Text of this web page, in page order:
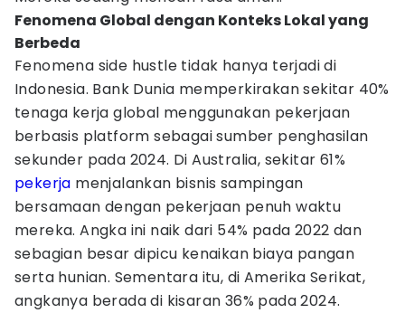
Fenomena Global dengan Konteks Lokal yang
Berbeda
Fenomena side hustle tidak hanya terjadi di
Indonesia. Bank Dunia memperkirakan sekitar 40%
tenaga kerja global menggunakan pekerjaan
berbasis platform sebagai sumber penghasilan
sekunder pada 2024. Di Australia, sekitar 61%
pekerja menjalankan bisnis sampingan
bersamaan dengan pekerjaan penuh waktu
mereka. Angka ini naik dari 54% pada 2022 dan
sebagian besar dipicu kenaikan biaya pangan
serta hunian. Sementara itu, di Amerika Serikat,
angkanya berada di kisaran 36% pada 2024.